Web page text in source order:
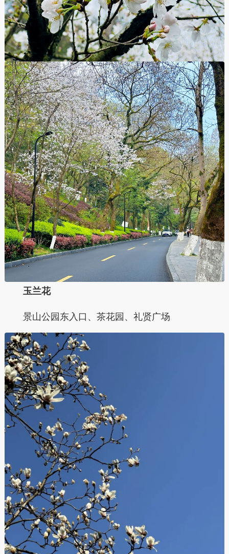
玉兰花
景山公园东入口、茶花园、礼贤广场